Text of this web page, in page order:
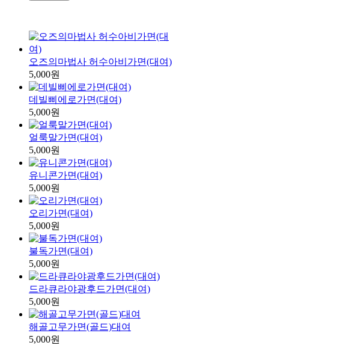
오즈의마법사 허수아비가면(대여)
5,000원
데빌삐에로가면(대여)
5,000원
얼룩말가면(대여)
5,000원
유니콘가면(대여)
5,000원
오리가면(대여)
5,000원
불독가면(대여)
5,000원
드라큐라야광후드가면(대여)
5,000원
해골고무가면(골드)대여
5,000원